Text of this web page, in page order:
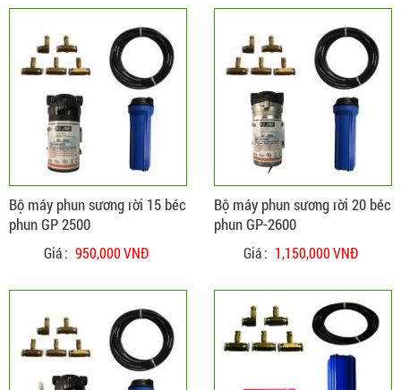
Bộ máy phun sương rời 15 béc
phun GP 2500
Giá : 950,000 VNĐ
CHI TIẾT
Bộ máy phun sương rời 20 béc
phun GP-2600
Giá : 1,150,000 VNĐ
ĐẶT HÀNG